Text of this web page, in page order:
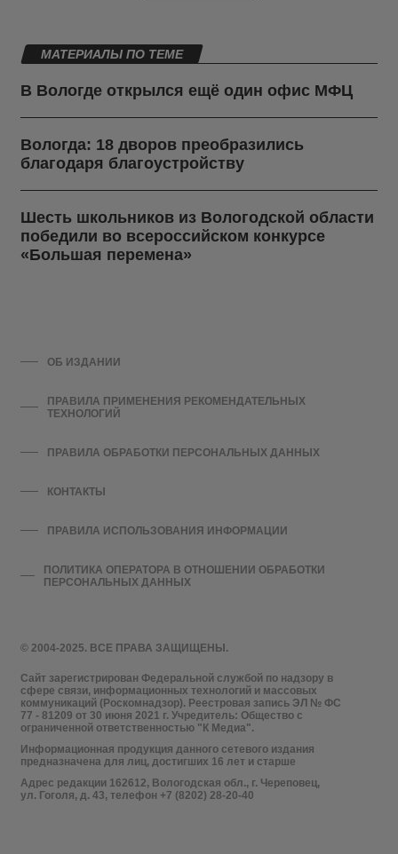
МАТЕРИАЛЫ ПО ТЕМЕ
В Вологде открылся ещё один офис МФЦ
Вологда: 18 дворов преобразились
благодаря благоустройству
Шесть школьников из Вологодской области
победили во всероссийском конкурсе
«Большая перемена»
© 2004-2025. ВСЕ ПРАВА ЗАЩИЩЕНЫ.
Сайт зарегистрирован Федеральной службой по надзору в
сфере связи, информационных технологий и массовых
коммуникаций (Роскомнадзор). Реестровая запись ЭЛ № ФС
77 - 81209 от 30 июня 2021 г. Учредитель: Общество с
ограниченной ответственностью "К Медиа".
Информационная продукция данного сетевого издания
предназначена для лиц, достигших 16 лет и старше
Адрес редакции 162612, Вологодская обл., г. Череповец,
ул. Гоголя, д. 43, телефон +7 (8202) 28-20-40
ОБ ИЗДАНИИ
ПРАВИЛА ПРИМЕНЕНИЯ РЕКОМЕНДАТЕЛЬНЫХ
ТЕХНОЛОГИЙ
ПРАВИЛА ОБРАБОТКИ ПЕРСОНАЛЬНЫХ ДАННЫХ
КОНТАКТЫ
ПРАВИЛА ИСПОЛЬЗОВАНИЯ ИНФОРМАЦИИ
ПОЛИТИКА ОПЕРАТОРА В ОТНОШЕНИИ ОБРАБОТКИ
ПЕРСОНАЛЬНЫХ ДАННЫХ